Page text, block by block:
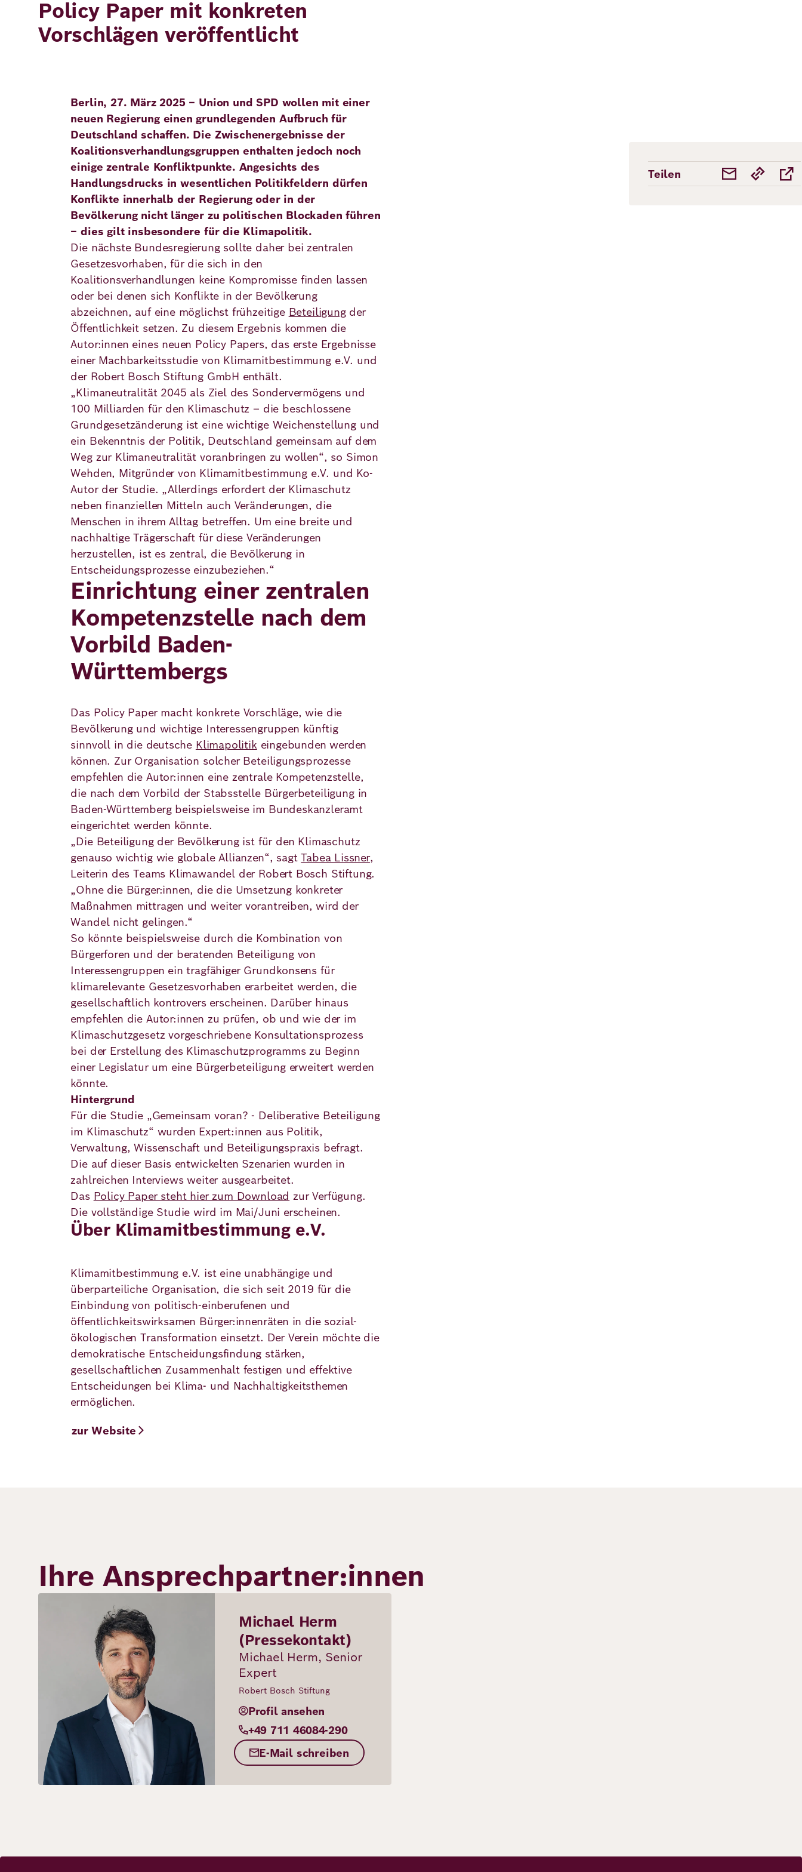
Karriere
Publikationen
Veranstaltungen
Robert
Academy
Deutsch Englisch
Jahresbericht
Kontakt
Einrichtungen
Demokratie
Frieden
Migration
Ukraine
Policy Paper mit konkreten
Vorschlägen veröffentlicht
Berlin, 27. März 2025 – Union und SPD wollen mit einer
neuen Regierung einen grundlegenden Aufbruch für
Deutschland schaffen. Die Zwischenergebnisse der
Koalitionsverhandlungsgruppen enthalten jedoch noch
einige zentrale Konfliktpunkte. Angesichts des
Handlungsdrucks in wesentlichen Politikfeldern dürfen
Konflikte innerhalb der Regierung oder in der
Bevölkerung nicht länger zu politischen Blockaden führen
– dies gilt insbesondere für die Klimapolitik.
Die nächste Bundesregierung sollte daher bei zentralen
Gesetzesvorhaben, für die sich in den
Koalitionsverhandlungen keine Kompromisse finden lassen
oder bei denen sich Konflikte in der Bevölkerung
abzeichnen, auf eine möglichst frühzeitige Beteiligungder
Öffentlichkeit setzen. Zu diesem Ergebnis kommen die
Autor:innen eines neuen Policy Papers, das erste Ergebnisse
einer Machbarkeitsstudie von Klimamitbestimmung e.V. und
der Robert Bosch Stiftung GmbH enthält.
„Klimaneutralität 2045 als Ziel des Sondervermögens und
100 Milliarden für den Klimaschutz – die beschlossene
Grundgesetzänderung ist eine wichtige Weichenstellung und
ein Bekenntnis der Politik, Deutschland gemeinsam auf dem
Weg zur Klimaneutralität voranbringen zu wollen“, so Simon
Wehden, Mitgründer von Klimamitbestimmung e.V. und Ko-
Autor der Studie. „Allerdings erfordert der Klimaschutz
neben finanziellen Mitteln auch Veränderungen, die
Menschen in ihrem Alltag betreffen. Um eine breite und
nachhaltige Trägerschaft für diese Veränderungen
herzustellen, ist es zentral, die Bevölkerung in
Entscheidungsprozesse einzubeziehen.“
Einrichtung einer zentralen
Kompetenzstelle nach dem
Vorbild Baden-
Württembergs
Das Policy Paper macht konkrete Vorschläge, wie die
Bevölkerung und wichtige Interessengruppen künftig
sinnvoll in die deutsche Klimapolitikeingebunden werden
können. Zur Organisation solcher Beteiligungsprozesse
empfehlen die Autor:innen eine zentrale Kompetenzstelle,
die nach dem Vorbild der Stabsstelle Bürgerbeteiligung in
Baden-Württemberg beispielsweise im Bundeskanzleramt
eingerichtet werden könnte.
„Die Beteiligung der Bevölkerung ist für den Klimaschutz
genauso wichtig wie globale Allianzen“, sagtTabea Lissner,
Leiterin des Teams Klimawandel der Robert Bosch Stiftung.
„Ohne die Bürger:innen, die die Umsetzung konkreter
Maßnahmen mittragen und weiter vorantreiben, wird der
Wandel nicht gelingen.“
So könnte beispielsweise durch die Kombination von
Bürgerforen und der beratenden Beteiligung von
Interessengruppen ein tragfähiger Grundkonsens für
klimarelevante Gesetzesvorhaben erarbeitet werden, die
gesellschaftlich kontrovers erscheinen. Darüber hinaus
empfehlen die Autor:innen zu prüfen, ob und wie der im
Klimaschutzgesetz vorgeschriebene Konsultationsprozess
bei der Erstellung des Klimaschutzprogramms zu Beginn
einer Legislatur um eine Bürgerbeteiligung erweitert werden
könnte.
Hintergrund
Für die Studie „Gemeinsam voran? - Deliberative Beteiligung
im Klimaschutz“ wurden Expert:innen aus Politik,
Verwaltung, Wissenschaft und Beteiligungspraxis befragt.
Die auf dieser Basis entwickelten Szenarien wurden in
zahlreichen Interviews weiter ausgearbeitet.
Das Policy Paper steht hier zum Download zur Verfügung.
Die vollständige Studie wird im Mai/Juni erscheinen.
Über Klimamitbestimmung e.V.
Klimamitbestimmung e.V. ist eine unabhängige und
überparteiliche Organisation, die sich seit 2019 für die
Einbindung von politisch-einberufenen und
öffentlichkeitswirksamen Bürger:innenräten in die sozial-
ökologischen Transformation einsetzt. Der Verein möchte die
demokratische Entscheidungsfindung stärken,
gesellschaftlichen Zusammenhalt festigen und effektive
Entscheidungen bei Klima- und Nachhaltigkeitsthemen
ermöglichen.
zur Website
Teilen
Ihre Ansprechpartner:innen
Bild
Michael Herm
(Pressekontakt)
Michael Herm, Senior
Expert
Robert Bosch Stiftung
Profil ansehen
+49 711 46084-290
E-Mail schreiben